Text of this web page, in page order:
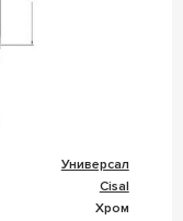
Универсал
Cisal
Хром